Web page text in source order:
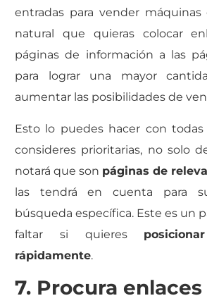
entradas para vender
natural que quieras colocar
páginas de información a las
para lograr una mayor
aumentar las posibilidades de
Esto lo puedes hacer con
consideres prioritarias, no solo
notará que son páginas de
las tendrá en cuenta para
búsqueda específica. Este es un
faltar si quieres
rápidamente.
7. Procura